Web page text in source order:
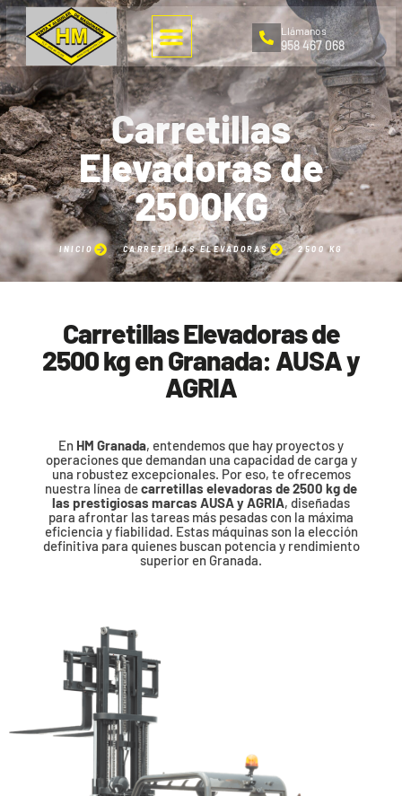
Llámanos
958 467 068
Carretillas
Elevadoras de
2500KG
INICIO CARRETILLAS ELEVADORAS 2500 KG
Carretillas Elevadoras de
2500 kg en Granada: AUSA y
AGRIA
En HM Granada, entendemos que hay proyectos y
operaciones que demandan una capacidad de carga y
una robustez excepcionales. Por eso, te ofrecemos
nuestra línea decarretillas elevadoras de 2500 kg de
las prestigiosas marcas AUSA y AGRIA, diseñadas
para afrontar las tareas más pesadas con la máxima
eficiencia y fiabilidad. Estas máquinas son la elección
definitiva para quienes buscan potencia y rendimiento
superior en Granada.